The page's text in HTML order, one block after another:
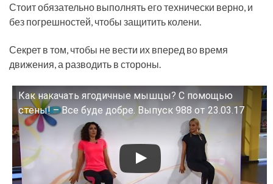
Стоит обязательно выполнять его технически верно, и
без погрешностей, чтобы защитить колени.
Секрет в том, чтобы не вести их вперед во время
движения, а разводить в стороны.
Как накачать ягодичные мышцы? С помощью
стены! – Все буде добре. Выпуск 988 от 23.03.17
Смотрите это видео на YouTube